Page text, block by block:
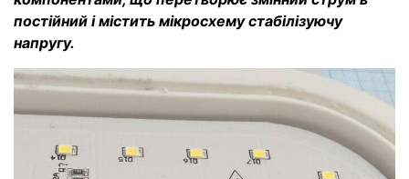
постійний і містить мікросхему стабілізуючу
напругу.